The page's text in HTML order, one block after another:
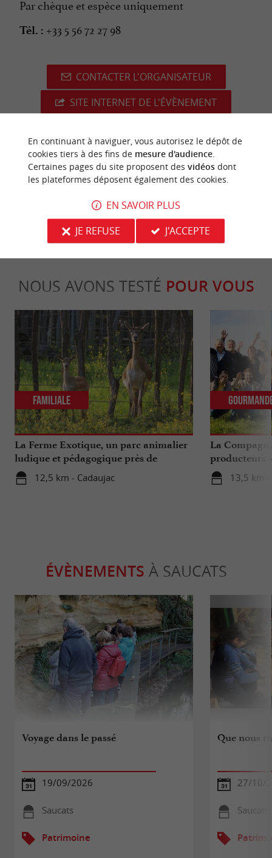
Par chèque et espèce uniquement
Tél. : +33 5 56 72 27 98
CONTACTER L'ORGANISATEUR
SITE INTERNET DE L'ÉVÈNEMENT
dernière mise à jour :22/04/2026 à 12:09:12
NOUS AVONS TESTÉ POUR VOUS
La Ferme Exotique, un parc animalier
ludique et pédagogique près de
Bordeaux
12,5 km - Cadaujac
Familiale
La
producteurs
...
13,5 km
ÉVÈNEMENTS À SAUCATS
Voyage dans le passé
19/09/2026
Saucats
Patrimoine
Que nous
27/10/
Saucats
En continuant à naviguer, vous autorisez le dépôt de
cookies tiers à des fins de mesure d'audience.
Certaines pages du site proposent des vidéosdont
les plateformes déposent également des cookies.
EN SAVOIR PLUS
JE REFUSE
J'ACCEPTE